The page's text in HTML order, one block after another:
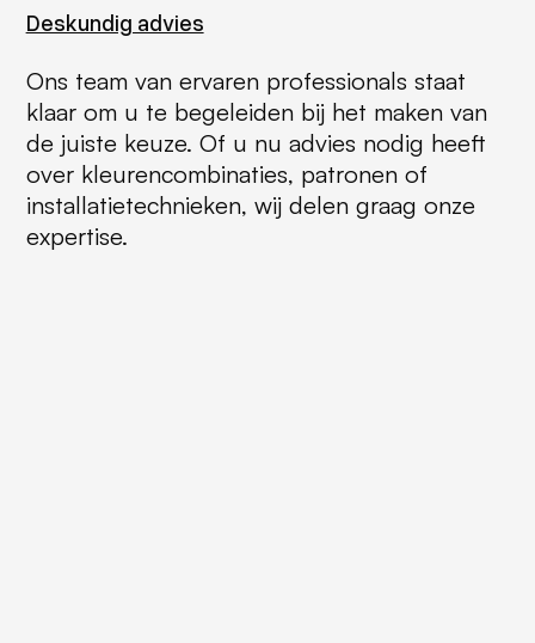
Deskundig advies
Ons team van ervaren professionals staat
klaar om u te begeleiden bij het maken van
de juiste keuze. Of u nu advies nodig heeft
over kleurencombinaties, patronen of
installatietechnieken, wij delen graag onze
expertise.